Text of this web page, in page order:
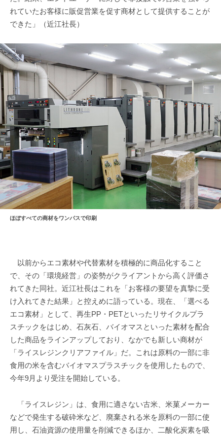
れていたお客様に販促営業を促す商材として提供することが
できた」（近江社長）
ほぼすべての商材をワンパスで印刷
以前からエコ素材や代替素材を積極的に商品化すること
で、その「環境経営」の姿勢がクライアントから高く評価さ
れてきた同社。近江社長はこれを「お客様の要望を真摯に受
け入れてきた結果」と控えめに語っている。現在、「選べる
エコ素材」として、再生PP・PETといったリサイクルプラ
スチックをはじめ、石灰石、バイオマスといった素材を配合
した商品をラインアップしており、なかでも新しい商材が
「ライスレジンクリアファイル」だ。これは原料の一部に非
食用の米を含むバイオマスプラスチックを使用したもので、
今年9月より受注を開始している。
「ライスレジン」は、食用に適さない古米、米菓メーカー
などで発生する破砕米など、廃棄される米を原料の一部に使
用し、石油資源の使用量を削減できるほか、二酸化炭素を吸